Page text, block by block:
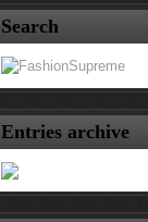
Search
Entries archive